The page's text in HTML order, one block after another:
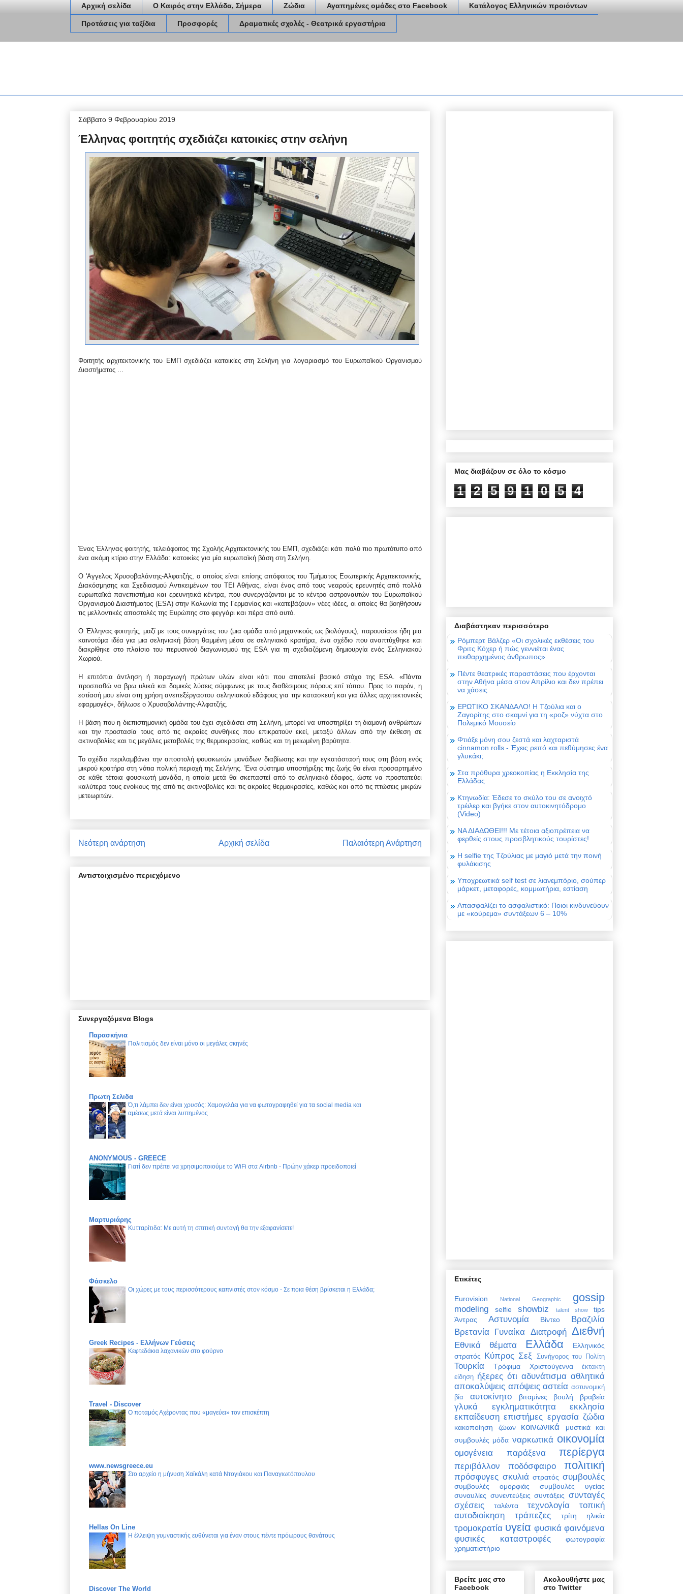
Αρχική σελίδα Ο Καιρός στην Ελλάδα, Σήμερα Ζώδια Αγαπημένες ομάδες στο Facebook Κατάλογος Ελληνικών προιόντων
Προτάσεις για ταξίδια Προσφορές Δραματικές σχολές - Θεατρικά εργαστήρια
Σάββατο 9 Φεβρουαρίου 2019
Έλληνας φοιτητής σχεδιάζει κατοικίες στην σελήνη
Φοιτητής αρχιτεκτονικής του ΕΜΠ σχεδιάζει κατοικίες στη Σελήνη για λογαριασμό του Ευρωπαϊκού Οργανισμού
Διαστήματος ...
Ένας Έλληνας φοιτητής, τελειόφοιτος της Σχολής Αρχιτεκτονικής του ΕΜΠ, σχεδιάζει κάτι πολύ πιο πρωτότυπο από
ένα ακόμη κτίριο στην Ελλάδα: κατοικίες για μία ευρωπαϊκή βάση στη Σελήνη.
Ο 'Αγγελος Χρυσοβαλάντης-Αλφατζής, ο οποίος είναι επίσης απόφοιτος του Τμήματος Εσωτερικής Αρχιτεκτονικής,
Διακόσμησης και Σχεδιασμού Αντικειμένων του ΤΕΙ Αθήνας, είναι ένας από τους νεαρούς ερευνητές από πολλά
ευρωπαϊκά πανεπιστήμια και ερευνητικά κέντρα, που συνεργάζονται με το κέντρο αστροναυτών του Ευρωπαϊκού
Οργανισμού Διαστήματος (ESA) στην Κολωνία της Γερμανίας και «κατεβάζουν» νέες ιδέες, οι οποίες θα βοηθήσουν
τις μελλοντικές αποστολές της Ευρώπης στο φεγγάρι και πέρα από αυτό.
Ο Έλληνας φοιτητής, μαζί με τους συνεργάτες του (μια ομάδα από μηχανικούς ως βιολόγους), παρουσίασε ήδη μια
καινοτόμα ιδέα για μια σεληνιακή βάση θαμμένη μέσα σε σεληνιακό κρατήρα, ένα σχέδιο που αναπτύχθηκε και
διακρίθηκε στο πλαίσιο του περυσινού διαγωνισμού της ESA για τη σχεδιαζόμενη δημιουργία ενός Σεληνιακού
Χωριού.
Η επιτόπια άντληση ή παραγωγή πρώτων υλών είναι κάτι που αποτελεί βασικό στόχο της ESA. «Πάντα
προσπαθώ να βρω υλικά και δομικές λύσεις σύμφωνες με τους διαθέσιμους πόρους επί τόπου. Προς το παρόν, η
εστίασή μου είναι στη χρήση ανεπεξέργαστου σεληνιακού εδάφους για την κατασκευή και για άλλες αρχιτεκτονικές
εφαρμογές», δήλωσε ο Χρυσοβαλάντης-Αλφατζής.
Η βάση που η διεπιστημονική ομάδα του έχει σχεδιάσει στη Σελήνη, μπορεί να υποστηρίξει τη διαμονή ανθρώπων
και την προστασία τους από τις ακραίες συνθήκες που επικρατούν εκεί, μεταξύ άλλων από την έκθεση σε
ακτινοβολίες και τις μεγάλες μεταβολές της θερμοκρασίας, καθώς και τη μειωμένη βαρύτητα.
Το σχέδιο περιλαμβάνει την αποστολή φουσκωτών μονάδων διαβίωσης και την εγκατάστασή τους στη βάση ενός
μικρού κρατήρα στη νότια πολική περιοχή της Σελήνης. Ένα σύστημα υποστήριξης της ζωής θα είναι προσαρτημένο
σε κάθε τέτοια φουσκωτή μονάδα, η οποία μετά θα σκεπαστεί από το σεληνιακό έδαφος, ώστε να προστατεύει
καλύτερα τους ενοίκους της από τις ακτινοβολίες και τις ακραίες θερμοκρασίες, καθώς και από τις πτώσεις μικρών
μετεωριτών.
Νεότερη ανάρτηση Παλαιότερη Ανάρτηση
Αρχική σελίδα
Αντιστοιχισμένο περιεχόμενο
Συνεργαζόμενα Blogs
Παρασκήνια
Πολιτισμός δεν είναι μόνο οι μεγάλες σκηνές
Πρωτη Σελιδα
Ό,τι λάμπει δεν είναι χρυσός: Χαμογελάει για να φωτογραφηθεί για τα social media και
αμέσως μετά είναι λυπημένος
ANONYMOUS - GREECE
Γιατί δεν πρέπει να χρησιμοποιούμε το WiFi στα Airbnb - Πρώην χάκερ προειδοποιεί
Μαρτυριάρης
Κυτταρίτιδα: Με αυτή τη σπιτική συνταγή θα την εξαφανίσετε!
Φάσκελο
Οι χώρες με τους περισσότερους καπνιστές στον κόσμο - Σε ποια θέση βρίσκεται η Ελλάδα;
Greek Recipes - Ελλήνων Γεύσεις
Κεφτεδάκια λαχανικών στο φούρνο
Travel - Discover
Ο ποταμός Αχέροντας που «μαγεύει» τον επισκέπτη
www.newsgreece.eu
Στο αρχείο η μήνυση Χαϊκάλη κατά Ντογιάκου και Παναγιωτόπουλου
Hellas On Line
Η έλλειψη γυμναστικής ευθύνεται για έναν στους πέντε πρόωρους θανάτους
Discover The World
Μας διαβάζουν σε όλο το κόσμο
1 2 5 9 1 0 5 4
Διαβάστηκαν περισσότερο
Ρόμπερτ Βάλζερ «Οι σχολικές εκθέσεις του
Φριτς Κόχερ ή πώς γεννιέται ένας
πειθαρχημένος άνθρωπος»
Πέντε θεατρικές παραστάσεις που έρχονται
στην Αθήνα μέσα στον Απρίλιο και δεν πρέπει
να χάσεις
ΕΡΩΤΙΚΟ ΣΚΑΝΔΑΛΟ! Η Τζούλια και ο
Ζαγορίτης στο σκαμνί για τη «ροζ» νύχτα στο
Πολεμικό Μουσείο
Φτιάξε μόνη σου ζεστά και λαχταριστά
cinnamon rolls - Έχεις ρεπό και πεθύμησες ένα
γλυκάκι;
Στα πρόθυρα χρεοκοπίας η Εκκλησία της
Ελλάδας
Κτηνωδία: Έδεσε το σκύλο του σε ανοιχτό
τρέιλερ και βγήκε στον αυτοκινητόδρομο
(Video)
ΝΑ ΔΙΑΔΩΘΕΙ!!! Με τέτοια αξιοπρέπεια να
φερθείς στους προσβλητικούς τουρίστες!
Η selfie της Τζούλιας με μαγιό μετά την ποινή
φυλάκισης
Υποχρεωτικά self test σε λιανεμπόριο, σούπερ
μάρκετ, μεταφορές, κομμωτήρια, εστίαση
Απασφαλίζει το ασφαλιστικό: Ποιοι κινδυνεύουν
με «κούρεμα» συντάξεων 6 – 10%
Ετικέτες
Eurovision National Geographic gossip
modeling selfie showbiz talent show
tips
Άντρας
Αστυνομία Βίντεο
Βραζιλία
Βρετανία Γυναίκα Διατροφή Διεθνή
Εθνικά θέματα Ελλάδα
Ελληνικός
στρατός Κύπρος Σεξ Συνήγορος του Πολίτη
Τουρκία Τρόφιμα Χριστούγεννα
έκτακτη
είδηση ήξερες ότι αδυνάτισμα αθλητικά
αποκαλύψεις απόψεις αστεία αστυνομική
βία
αυτοκίνητο βιταμίνες βουλή βραβεία
γλυκά εγκληματικότητα
εκκλησία
εκπαίδευση επιστήμες εργασία ζώδια
κακοποίηση ζώων κοινωνικά
μυστικά και
συμβουλές μόδα ναρκωτικά οικονομία
ομογένεια παράξενα περίεργα
περιβάλλον ποδόσφαιρο πολιτική
πρόσφυγες σκυλιά στρατός συμβουλές
συμβουλές ομορφιάς
συμβουλές υγείας
συναυλίες συνεντεύξεις συντάξεις συνταγές
σχέσεις
ταλέντα τεχνολογία
τοπική
αυτοδιοίκηση
τράπεζες τρίτη ηλικία
τρομοκρατία υγεία φυσικά φαινόμενα
φυσικές καταστροφές
φωτογραφία
χρηματιστήριο
Βρείτε μας στο
Facebook
Ακολουθήστε μας
στο Twitter